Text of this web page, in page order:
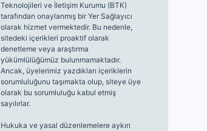
Teknolojileri ve İletişim Kurumu (BTK)
tarafından onaylanmış bir Yer Sağlayıcı
olarak hizmet vermektedir. Bu nedenle,
sitedeki içerikleri proaktif olarak
denetleme veya araştırma
yükümlülüğümüz bulunmamaktadır.
Ancak, üyelerimiz yazdıkları içeriklerin
sorumluluğunu taşımakta olup, siteye üye
olarak bu sorumluluğu kabul etmiş
sayılırlar.
Hukuka ve yasal düzenlemelere aykırı